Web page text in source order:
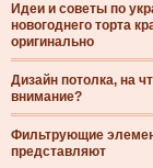
Идеи и советы по
новогоднего торта
оригинально
Дизайн потолка, на
внимание?
Фильтрующие
представляют